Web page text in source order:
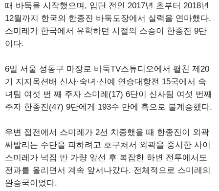
때 바둑을 시작했으며, 입단 전인 2017년 초부터 2018년
12월까지 한국의 한종진 바둑도장에서 실력을 연마했다.
스미레가 한국에서 유학하던 시절의 스승이 한종진 9단
이다.
6일 서울 성동구 마장로 바둑TV스튜디오에서 펼친 제20
기 지지옥션배 신사·숙녀·신예 연승대항전 15국에서 숙
녀팀 여섯 번 째 주자 스미레(17) 6단이 신사팀 여섯 번째
주자 한종진(47) 9단에게 193수 만에 흑으로 불계승했다.
우변 접전에서 스미레가 2선 치중했을 때 한종진이 외곽
싸발리는 수단을 피하려고 호구쳐서 외곽을 중시한 사이
스미레가 넉집 반 가량 앞선 후 복잡한 하변 전투에서도
전과를 올리면서 계속 앞서나갔다. 전체적으로 스미레의
완승국이었다.